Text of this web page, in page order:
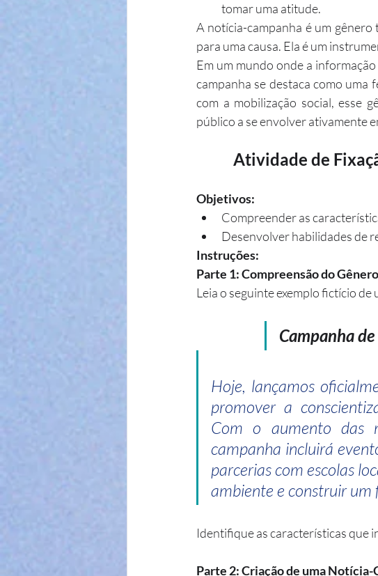
tomar uma atitude.
A notícia-campanha é um
para uma causa. Ela é um
Em um mundo onde a
campanha se destaca como
com a mobilização social, esse
público a se envolver ativamente
Atividade de
Objetivos:
Compreender as
Desenvolver habilidades de
Instruções:
Parte 1: Compreensão do Gênero
Leia o seguinte exemplo fictício
Campanha
Hoje, lançamos
promover a
Com o aumento das
campanha incluirá
parcerias com escolas
ambiente e construir
Identifique as características que
Parte 2: Criação de uma Notícia-